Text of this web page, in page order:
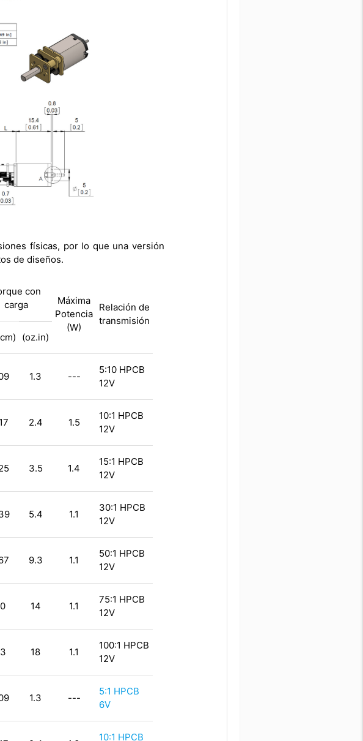
físicas, por lo que una versión
de diseños.
con
carga
Máxima
Potencia
(W)
Relación de
transmisión
(oz.in)
1.3 ---
5:10 HPCB
12V
2.4 1.5
10:1 HPCB
12V
3.5 1.4
15:1 HPCB
12V
5.4 1.1
30:1 HPCB
12V
9.3 1.1
50:1 HPCB
12V
14 1.1
75:1 HPCB
12V
18 1.1
100:1 HPCB
12V
1.3 ---
5:1 HPCB
6V
10:1 HPCB